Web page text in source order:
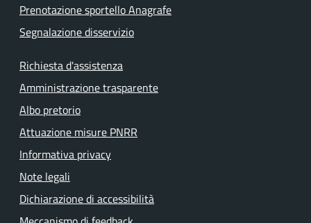
Prenotazione sportello Anagrafe
Segnalazione disservizio
Richiesta d'assistenza
Amministrazione trasparente
Albo pretorio
Attuazione misure PNRR
Informativa privacy
Note legali
Dichiarazione di accessibilità